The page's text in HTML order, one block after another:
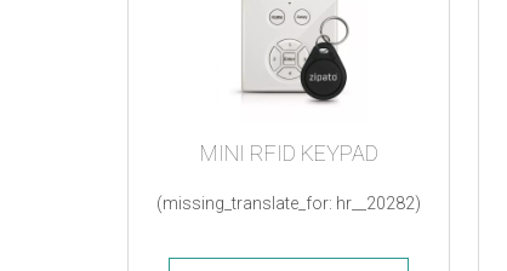
MINI RFID KEYPAD
(missing_translate_for: hr__20282)